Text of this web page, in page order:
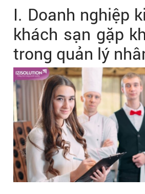
I. Doanh nghiệp
khách sạn gặp
trong quản lý